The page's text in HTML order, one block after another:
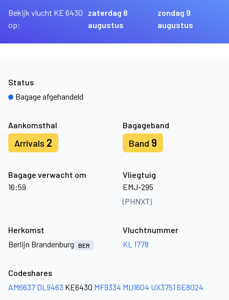
Bekijk vlucht KE 6430
op:
zaterdag 8
augustus
zondag 9
augustus
Aankomsthal
Arrivals 2
Bagageband
Band 9
Bagage verwacht om
16:59
Vliegtuig
EMJ-295
(PHNXT)
Status
Bagage afgehandeld
Herkomst
Berlijn Brandenburg
BER
Vluchtnummer
KL 1778
Codeshares
AM6637 DL9463 KE6430 MF9334 MU1604 UX3751 6E8024